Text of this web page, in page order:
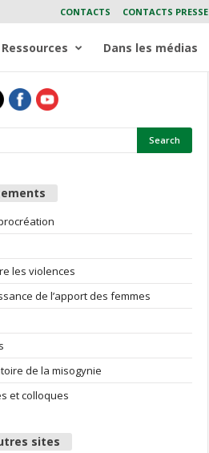
CONTACTS CONTACTS PRESSE
Ressources Dans les médias
les violences
de l’apport des femmes
de la misogynie
et colloques
sites